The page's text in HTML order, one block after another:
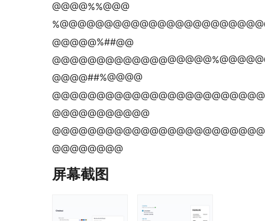
@@@@%%@@@
@@@@@%##@@
@@@@##%@@@@
@@@@@@@@@@@
@@@@@@@@
屏幕截图